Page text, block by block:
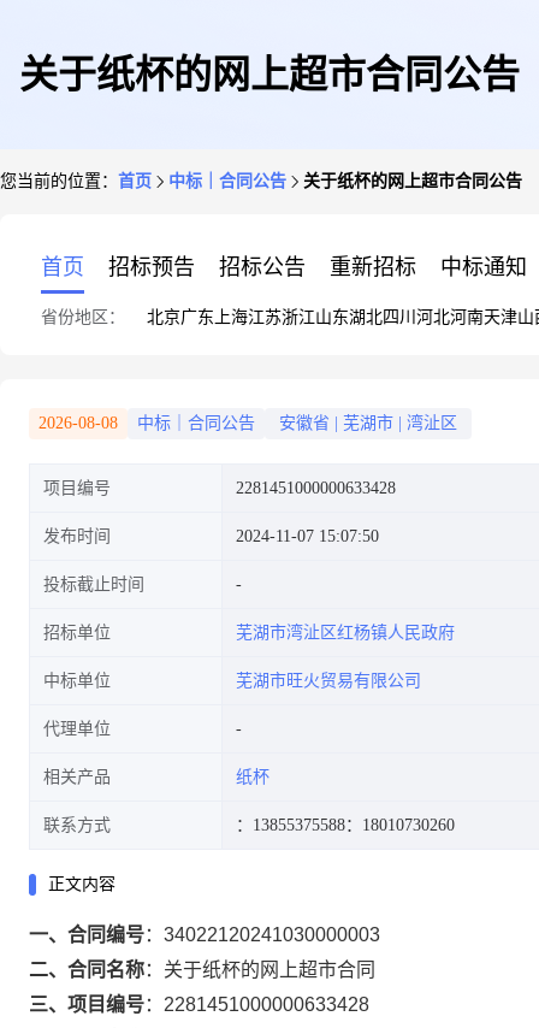
关于纸杯的网上超市合同公告
您当前的位置： 首页 中标｜合同公告 关于纸杯的网上超市合同公告
首页 招标预告 招标公告 重新招标 中标通知
省份地区： 北京广东 上海江苏浙江山东湖北四川 河北河南天津山
2026-08-08 中标｜合同公告 安徽省 芜湖市 湾沚区
项目编号 2281451000000633428
发布时间 2024-11-07 15:07:50
投标截止时间
招标单位 芜湖市湾沚区红杨镇人民政府
中标单位 芜湖市旺火贸易有限公司
代理单位
相关产品 纸杯
联系方式 ：13855375588：18010730260
正文内容
一、合同编号： 34022120241030000003
二、合同名称： 关于纸杯的网上超市合同
三、项目编号： 2281451000000633428